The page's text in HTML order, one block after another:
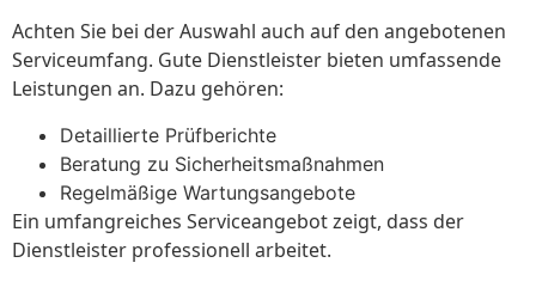
Achten Sie bei der Auswahl auch auf den angebotenen
Serviceumfang. Gute Dienstleister bieten umfassende
Leistungen an. Dazu gehören:
Detaillierte Prüfberichte
Beratung zu Sicherheitsmaßnahmen
Regelmäßige Wartungsangebote
Ein umfangreiches Serviceangebot zeigt, dass der
Dienstleister professionell arbeitet.